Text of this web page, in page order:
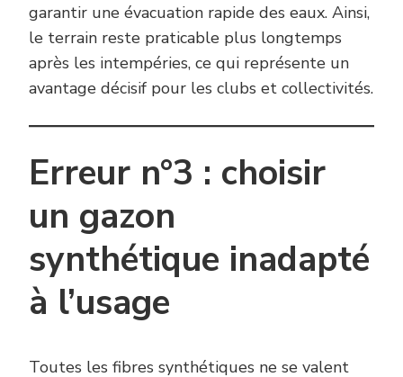
garantir une évacuation rapide des eaux. Ainsi,
le terrain reste praticable plus longtemps
après les intempéries, ce qui représente un
avantage décisif pour les clubs et collectivités.
Erreur n°3 : choisir
un gazon
synthétique inadapté
à l’usage
Toutes les fibres synthétiques ne se valent